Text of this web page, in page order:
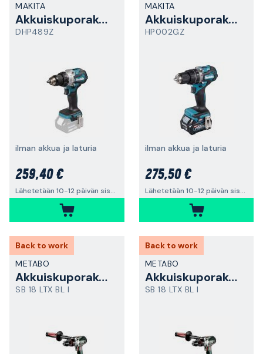
MAKITA
Akkuiskuporakone
DHP489Z
ilman akkua ja laturia
259,40 €
Lähetetään 10-12 päivän sisällä
MAKITA
Akkuiskuporakone
HP002GZ
ilman akkua ja laturia
275,50 €
Lähetetään 10-12 päivän sisällä
Back to work
METABO
Akkuiskuporakone
SB 18 LTX BL I
Back to work
METABO
Akkuiskuporakone
SB 18 LTX BL I